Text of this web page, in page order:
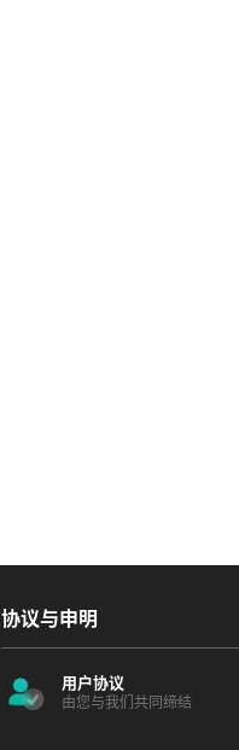
协议与申明
用户协议
由您与我们共同缔结